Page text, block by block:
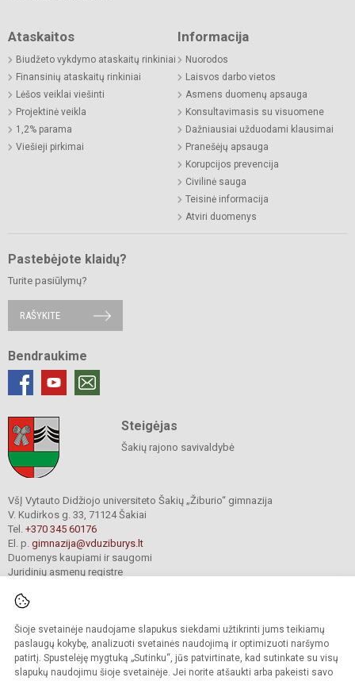
Šioje svetainėje naudojame slapukus siekdami užtikrinti jums teikiamų
paslaugų kokybę, analizuoti svetainės naudojimą ir optimizuoti naršymo
patirtį. Spustelėję mygtuką „Sutinku“, jūs patvirtinate, kad sutinkate su visų
slapukų naudojimu šioje svetainėje. Jei norite atšaukti arba pakeisti savo
Ataskaitos
Biudžeto vykdymo ataskaitų rinkiniai
Finansinių ataskaitų rinkiniai
Lėšos veiklai viešinti
Projektinė veikla
1,2% parama
Viešieji pirkimai
Informacija
Nuorodos
Laisvos darbo vietos
Asmens duomenų apsauga
Konsultavimasis su visuomene
Dažniausiai užduodami klausimai
Pranešėjų apsauga
Korupcijos prevencija
Civilinė sauga
Teisinė informacija
Atviri duomenys
Pastebėjote klaidų?
Turite pasiūlymų?
RAŠYKITE
Bendraukime
Steigėjas
Šakių rajono savivaldybė
VšĮ Vytauto Didžiojo universiteto Šakių „Žiburio“ gimnazija
V. Kudirkos g. 33, 71124 Šakiai
Tel. +370 345 60176
El. p. gimnazija@vduziburys.lt
Duomenys kaupiami ir saugomi
Juridinių asmenų registre
© 2024. VDU Šakių „Žiburio“ gimnazija. Visos teisės saugomos.
Kopijuoti turinį be raštiško gimnazijos sutikimo griežtai draudžiama.